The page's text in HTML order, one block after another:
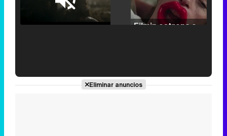
Unmute /
'120 Minutos' celebra sus 2.000 programas en Telemadrid con un vídeo del día a día en la redacción
Eliminar anuncios